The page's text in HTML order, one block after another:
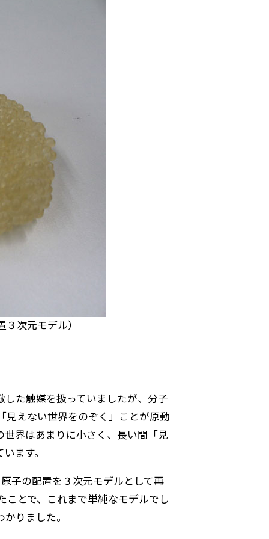
次元モデル）
た触媒を扱っていましたが、分子
えない世界をのぞく」ことが原動
界はあまりに小さく、長い間「見
ます。
子の配置を３次元モデルとして再
とで、これまで単純なモデルでし
りました。